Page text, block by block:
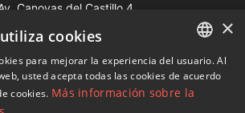
Canovas del Castillo 4
29601 Marbella
Ver en mapa
ENGLISH
SPANISH
×
cookies
para mejorar la experiencia del usuario. Al
usted acepta todas las cookies de acuerdo
cookies. Más información sobre la